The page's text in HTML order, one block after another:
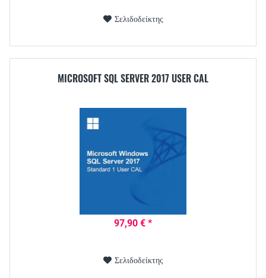
Σελιδοδείκτης
MICROSOFT SQL SERVER 2017 USER CAL
97,90 € *
Σελιδοδείκτης